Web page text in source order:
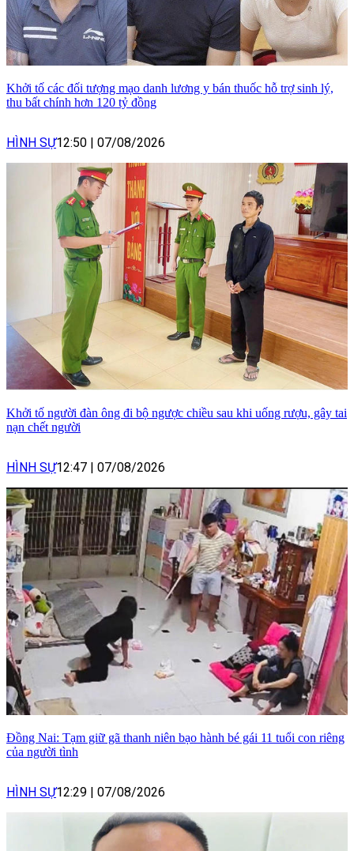
Khởi tố các đối tượng mạo danh lương y bán thuốc hỗ trợ sinh lý,
thu bất chính hơn 120 tỷ đồng
HÌNH SỰ12:50 07/08/2026
Khởi tố người đàn ông đi bộ ngược chiều sau khi uống rượu, gây tai
nạn chết người
HÌNH SỰ12:47 07/08/2026
Đồng Nai: Tạm giữ gã thanh niên bạo hành bé gái 11 tuổi con riêng
của người tình
HÌNH SỰ12:29 07/08/2026